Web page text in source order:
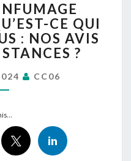
PLUS :
AVIS
CE QUI
: NOS AVIS
?
CC06